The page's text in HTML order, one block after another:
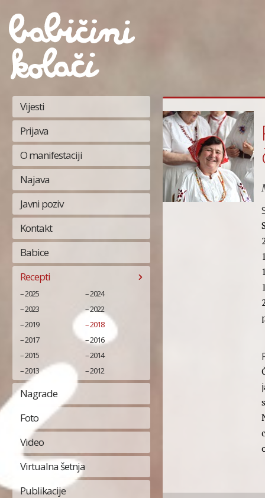
Vijesti
Prijava
O manifestaciji
Najava
Javni poziv
Kontakt
Babice
Recepti
2025
2024
2023
2022
2019
2018
2017
2016
2015
2014
2013
2012
Nagrade
Foto
Video
Virtualna šetnja
Publikacije